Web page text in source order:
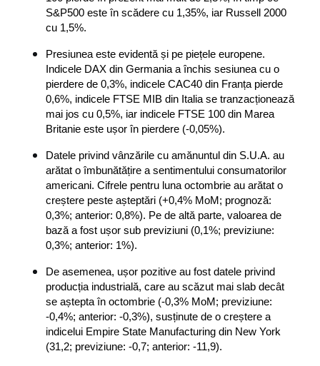
S&P500 este în scădere cu 1,35%, iar Russell 2000
cu 1,5%.
Presiunea este evidentă și pe piețele europene.
Indicele DAX din Germania a închis sesiunea cu o
pierdere de 0,3%, indicele CAC40 din Franța pierde
0,6%, indicele FTSE MIB din Italia se tranzacționează
mai jos cu 0,5%, iar indicele FTSE 100 din Marea
Britanie este ușor în pierdere (-0,05%).
Datele privind vânzările cu amănuntul din S.U.A. au
arătat o îmbunătățire a sentimentului consumatorilor
americani. Cifrele pentru luna octombrie au arătat o
creștere peste așteptări (+0,4% MoM; prognoză:
0,3%; anterior: 0,8%). Pe de altă parte, valoarea de
bază a fost ușor sub previziuni (0,1%; previziune:
0,3%; anterior: 1%).
De asemenea, ușor pozitive au fost datele privind
producția industrială, care au scăzut mai slab decât
se aștepta în octombrie (-0,3% MoM; previziune:
-0,4%; anterior: -0,3%), susținute de o creștere a
indicelui Empire State Manufacturing din New York
(31,2; previziune: -0,7; anterior: -11,9).